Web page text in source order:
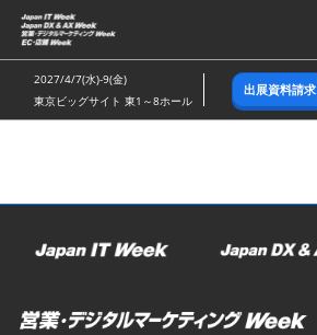
ス
キ
ッ
し
む
2027/4/7(水)-9(金)
東京ビッグサイト 東1～8ホール
出展資料請求